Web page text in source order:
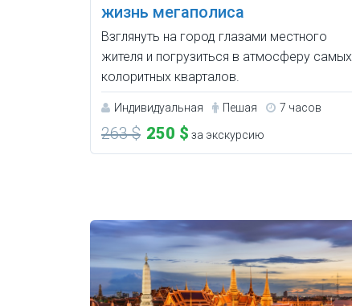
жизнь мегаполиса
Взглянуть на город глазами местного
жителя и погрузиться в атмосферу самых
колоритных кварталов.
Индивидуальная Пешая 7 часов
263 $ 250 $ за экскурсию